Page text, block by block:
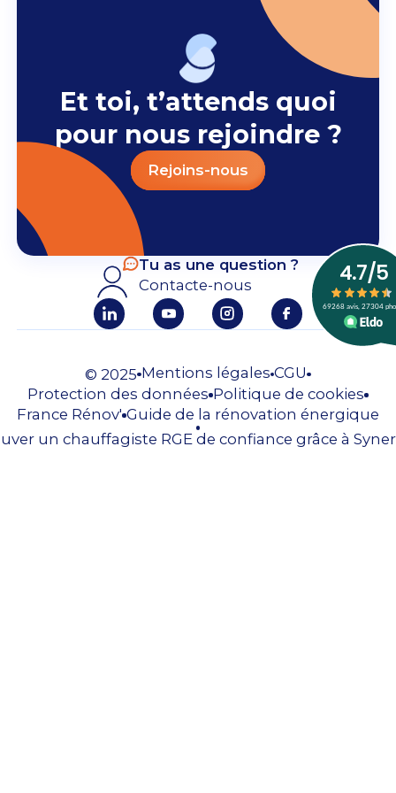
Et toi, t’attends quoi
pour nous rejoindre ?
Rejoins-nous
Tu as une question ?
Contacte-nous
© 2025 Mentions légales CGU
Protection des données Politique de cookies
France Rénov' Guide de la rénovation énergique
un chauffagiste RGE de confiance grâce à